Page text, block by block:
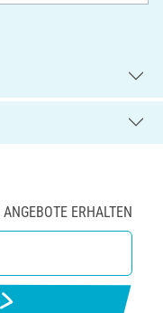
ERHALTEN